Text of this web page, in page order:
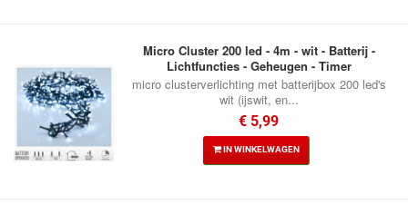
Micro Cluster 200 led - 4m - wit - Batterij -
Lichtfuncties - Geheugen - Timer
micro clusterverlichting met batterijbox 200 led's
wit (ijswit, en...
€ 5,99
IN WINKELWAGEN